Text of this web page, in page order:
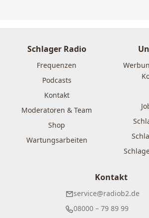
Schlager Radio
Frequenzen
Podcasts
Kontakt
Moderatoren & Team
Shop
Wartungsarbeiten
Kontakt
service@radiob2.de
08000 – 79 89 99